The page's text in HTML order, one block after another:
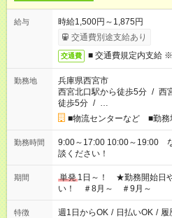
給与
時給1,500円～1,875円
交通費別途支給あり
交通費 ■ 交通費規定内支給
勤務地
兵庫県西宮市
西宮北口駅から徒歩5分 / 西
徒歩5分 / …
■物流センターなど ■勤務
勤務時間
9:00～17:00 10:00～19:00 など ■ 他の時間帯もお気軽
談ください！
期間 単発 1日～！ ★勤務開始日
い！ ＃8月～ ＃9月～
特徴 週1日からOK / 日払いOK / 履